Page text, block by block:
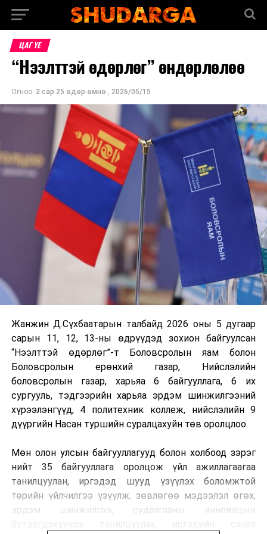
ЦАГ ҮЕ
“Нээлттэй өдөрлөг” өндөрлөлөө
Огноо: 2 сар 25 өдөр.өмнө , 2026/05/15
Жанжин Д.Сүхбаатарын талбайд 2026 оны 5 дугаар
сарын 11, 12, 13-ны өдрүүдэд зохион байгуулсан
“Нээлттэй өдөрлөг”-т Боловсролын яам болон
Боловсролын ерөнхий газар, Нийслэлийн
боловсролын газар, харьяа 6 байгууллага, 6 их
сургууль, тэдгээрийн харьяа эрдэм шинжилгээний
хүрээлэнгүүд, 4 политехник коллеж, нийслэлийн 9
дүүргийн Насан туршийн суралцахуйн төв оролцлоо.
Мөн олон улсын байгууллагууд болон холбоод зэрэг
нийт 35 байгууллага оролцож үйл ажиллагаагаа
танилцуулан, иргэдэд шууд үзүүлэх боломжтой
төрийн үйлчилгээ үзүүлж, зөвлөгөө мэдээлэл өгөх,
эрдэм шинжилгээ, судалгааны инновацын